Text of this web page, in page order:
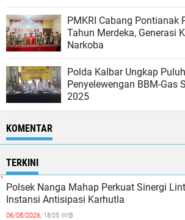
PMKRI Cabang Pontianak
Tahun Merdeka, Generasi
Narkoba
Polda Kalbar Ungkap
Penyelewengan BBM-Gas
2025
KOMENTAR
TERKINI
Polsek Nanga Mahap Perkuat Sinergi
Instansi Antisipasi Karhutla
06/08/2026, 18:05 WIB